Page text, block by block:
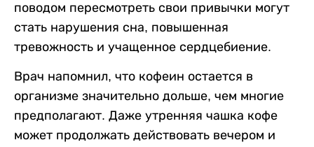
поводом пересмотреть свои привычки могут
стать нарушения сна, повышенная
тревожность и учащенное сердцебиение.
Врач напомнил, что кофеин остается в
организме значительно дольше, чем многие
предполагают. Даже утренняя чашка кофе
может продолжать действовать вечером и